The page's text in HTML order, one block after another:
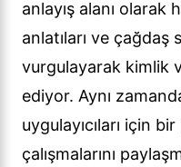
anlayış alanı
anlatıları ve çağdaş
vurgulayarak kimlik
ediyor. Aynı
uygulayıcıları için
çalışmalarını